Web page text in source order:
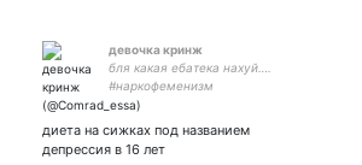
девочка кринж
бля какая ебатека нахуй….
#наркофеменизм
диета на сижках под названием
депрессия в 16 лет